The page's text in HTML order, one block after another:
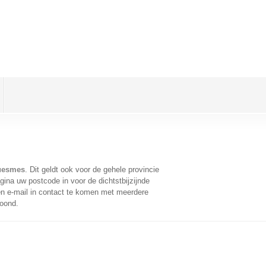
. Dit geldt ook voor de gehele provincie
uw postcode in voor de dichtstbijzijnde
e-mail in contact te komen met meerdere